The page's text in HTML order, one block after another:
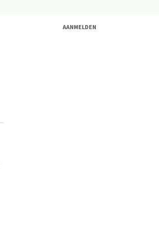
AANMELDEN